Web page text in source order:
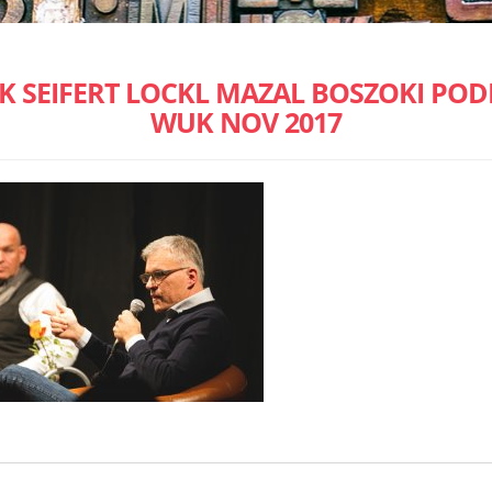
SEIFERT LOCKL MAZAL BOSZOKI
WUK NOV 2017